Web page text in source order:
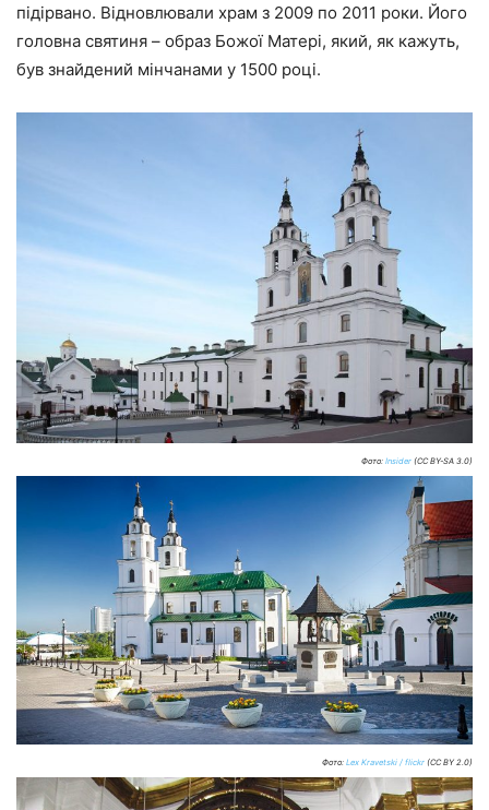
підірвано. Відновлювали храм з 2009 по 2011 роки. Його
головна святиня – образ Божої Матері, який, як кажуть,
був знайдений мінчанами у 1500 році.
Фото: Insider (CC BY-SA 3.0)
Фото: Lex Kravetski / flickr (CC BY 2.0)